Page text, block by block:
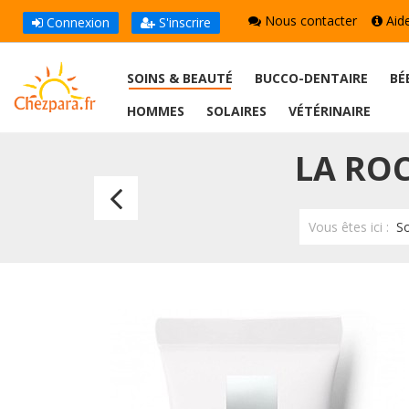
Connexion S'inscrire Nous contacter
SOINS & BEAUTÉ BUCCO-DENTAIRE
HOMMES
SOLAIRES VÉTÉRINAIRE
LA
Vous êtes ici :
La
Hyalu
B5